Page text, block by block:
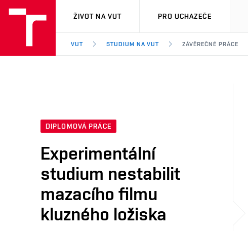
VUT
ŽIVOT NA VUT PRO UCHAZEČE
VUT STUDIUM NA VUT ZÁVĚREČNÉ PRÁCE
DIPLOMOVÁ PRÁCE
Experimentální
studium nestabilit
mazacího filmu
kluzného ložiska